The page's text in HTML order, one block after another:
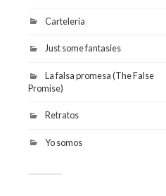
Cartelería
Just some fantasies
La falsa promesa (The False
Promise)
Retratos
Yo somos